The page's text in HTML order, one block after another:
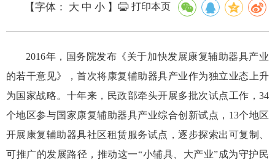
【字体： 大 中 小 】 打印本页
2016年，国务院发布《关于加快发展康复辅助器具产业
的若干意见》，首次将康复辅助器具产业作为独立业态上升
为国家战略。十年来，民政部牵头开展多批次试点工作，34
个地区参与国家康复辅助器具产业综合创新试点，13个地区
开展康复辅助器具社区租赁服务试点，逐步探索出可复制、
可推广的发展路径，推动这一“小辅具、大产业”成为守护民